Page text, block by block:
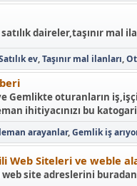
daireler,taşınır mal
ev Taşınır mal ilanları
Gemlikte oturanların
ihitiyacınızı bu
arayanlar Gemlik iş
Web Siteleri ve weble
site adreslerini